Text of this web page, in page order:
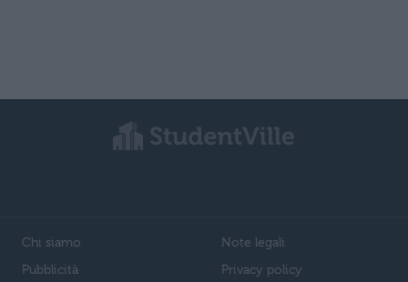
Chi siamo
Pubblicità
Note legali
Privacy policy